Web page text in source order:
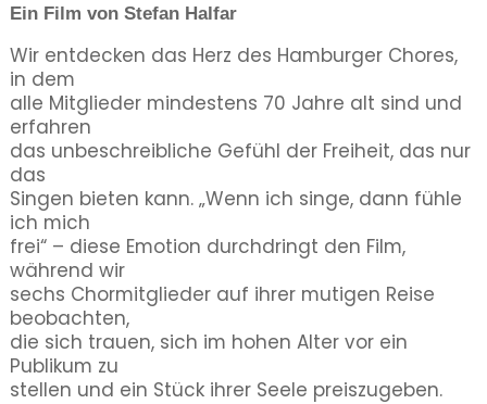
Ein Film von Stefan Halfar
Wir entdecken das Herz des Hamburger Chores,
in dem
alle Mitglieder mindestens 70 Jahre alt sind und
erfahren
das unbeschreibliche Gefühl der Freiheit, das nur
das
Singen bieten kann. „Wenn ich singe, dann fühle
ich mich
frei“ – diese Emotion durchdringt den Film,
während wir
sechs Chormitglieder auf ihrer mutigen Reise
beobachten,
die sich trauen, sich im hohen Alter vor ein
Publikum zu
stellen und ein Stück ihrer Seele preiszugeben.